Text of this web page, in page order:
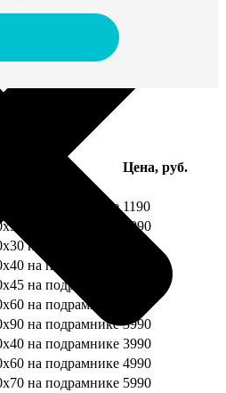
Цена, руб.
на подрамнике 1190
на подрамнике
1990
на подрамнике
на подрамнике
на подрамнике
на подрамнике
на подрамнике 3990
на подрамнике 3990
на подрамнике 4990
на подрамнике 5990